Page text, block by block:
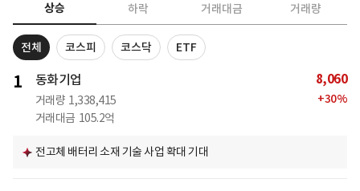
상승 하락 거래대금 거래량
전체 코스피 코스닥 ETF
1 동화기업
거래량 1,338,415
거래대금 105.2억
8,060
+30%
전고체 배터리 소재 기술 사업 확대 기대